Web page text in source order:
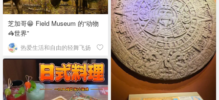
芝加哥😁 Field Museum 的“动物
🦓世界”
热爱生活和自由的轻舞飞扬